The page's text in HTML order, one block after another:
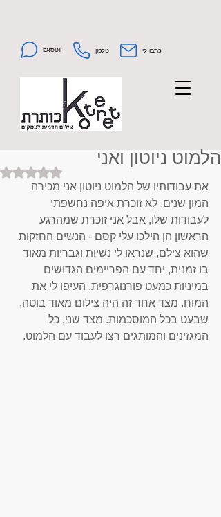
ווטסאפ טלפון כתבו לי
הלמוט ניוטון ואני
Rated NaN out of 5 stars.
את עבודותיו של הלמוט ניוטון אני מכירה
המון שנים. לא זוכרת איפה נחשפתי
לעבודות שלו, אבל אני זוכרת שמהרגע
הראשון הן הילכו עלי קסם - הנשים החזקות
שהוא צילם, שנראו לי נשיות וגבריות מאוד
בו זמנית, יחד עם הפריימים הגדושים
במיניות כמעט פורנוגרפית, העיפו לי את
המוח. מצד אחד זה היה צילום מאוד בוטה,
שבעט בכל המוסכמות. מצד שני, כל
המגזינים והמותגים רצו לעבוד עם הלמוט.